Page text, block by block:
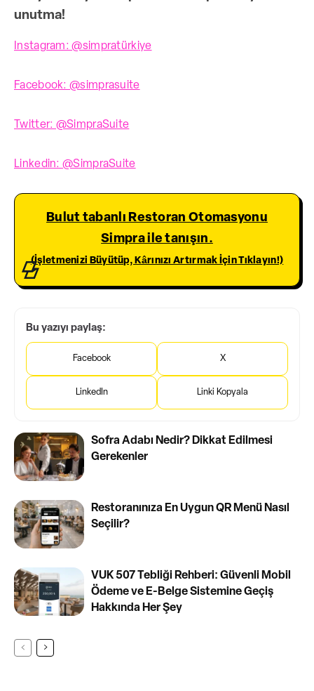
unutma!
Instagram: @simpratürkiye
Facebook: @simprasuite
Twitter: @SimpraSuite
Linkedin: @SimpraSuite
Bulut tabanlı Restoran Otomasyonu
Simpra ile tanışın.
(İşletmenizi Büyütüp, Kârınızı Artırmak İçin Tıklayın!)
Bu yazıyı paylaş:
Facebook X
LinkedIn Linki Kopyala
Sofra Adabı Nedir? Dikkat Edilmesi
Gerekenler
Restoranınıza En Uygun QR Menü Nasıl
Seçilir?
VUK 507 Tebliği Rehberi: Güvenli Mobil
Ödeme ve E-Belge Sistemine Geçiş
Hakkında Her Şey